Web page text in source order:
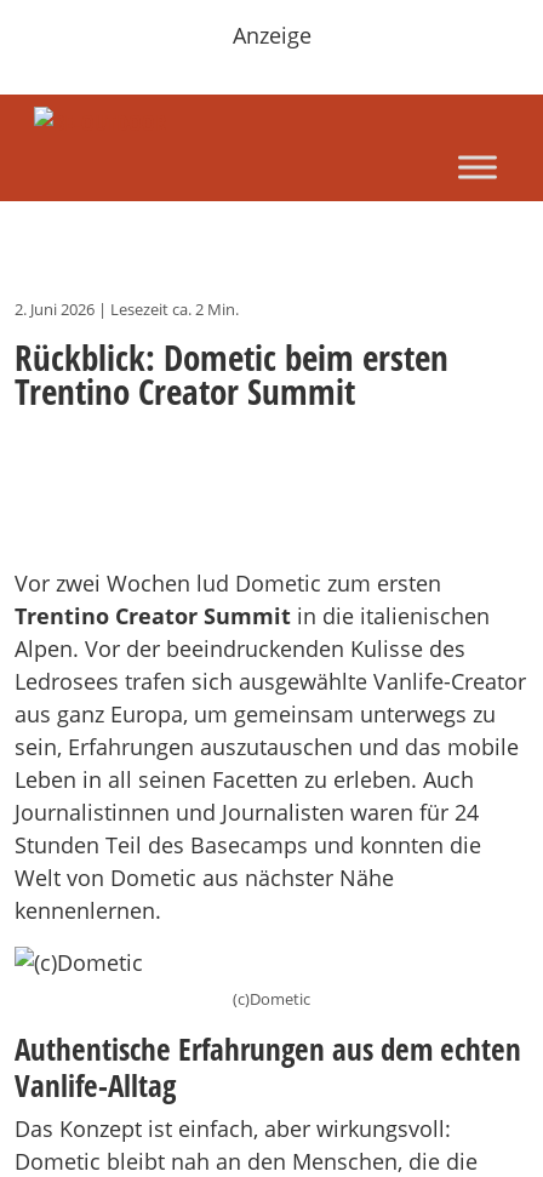
Anzeige
2. Juni 2026 | Lesezeit ca. 2 Min.
Rückblick: Dometic beim ersten
Trentino Creator Summit
Vor zwei Wochen lud Dometic zum ersten
Trentino Creator Summit in die italienischen
Alpen. Vor der beeindruckenden Kulisse des
Ledrosees trafen sich ausgewählte Vanlife-Creator
aus ganz Europa, um gemeinsam unterwegs zu
sein, Erfahrungen auszutauschen und das mobile
Leben in all seinen Facetten zu erleben. Auch
Journalistinnen und Journalisten waren für 24
Stunden Teil des Basecamps und konnten die
Welt von Dometic aus nächster Nähe
kennenlernen.
(c)Dometic
Authentische Erfahrungen aus dem echten
Vanlife-Alltag
Das Konzept ist einfach, aber wirkungsvoll:
Dometic bleibt nah an den Menschen, die die